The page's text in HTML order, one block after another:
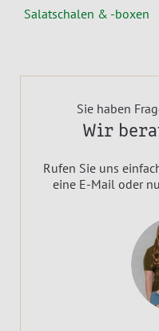
Salatschalen & -boxen
Sie haben
Wir
Rufen Sie uns
eine E-Mail oder